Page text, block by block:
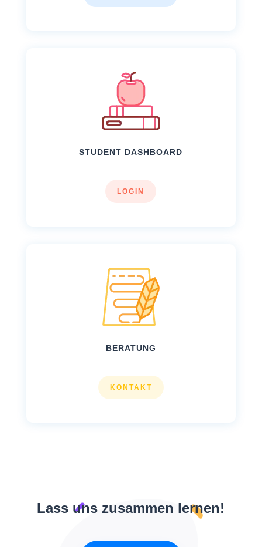
STUDENT DASHBOARD
LOGIN
BERATUNG
KONTAKT
Lass uns zusammen lernen!